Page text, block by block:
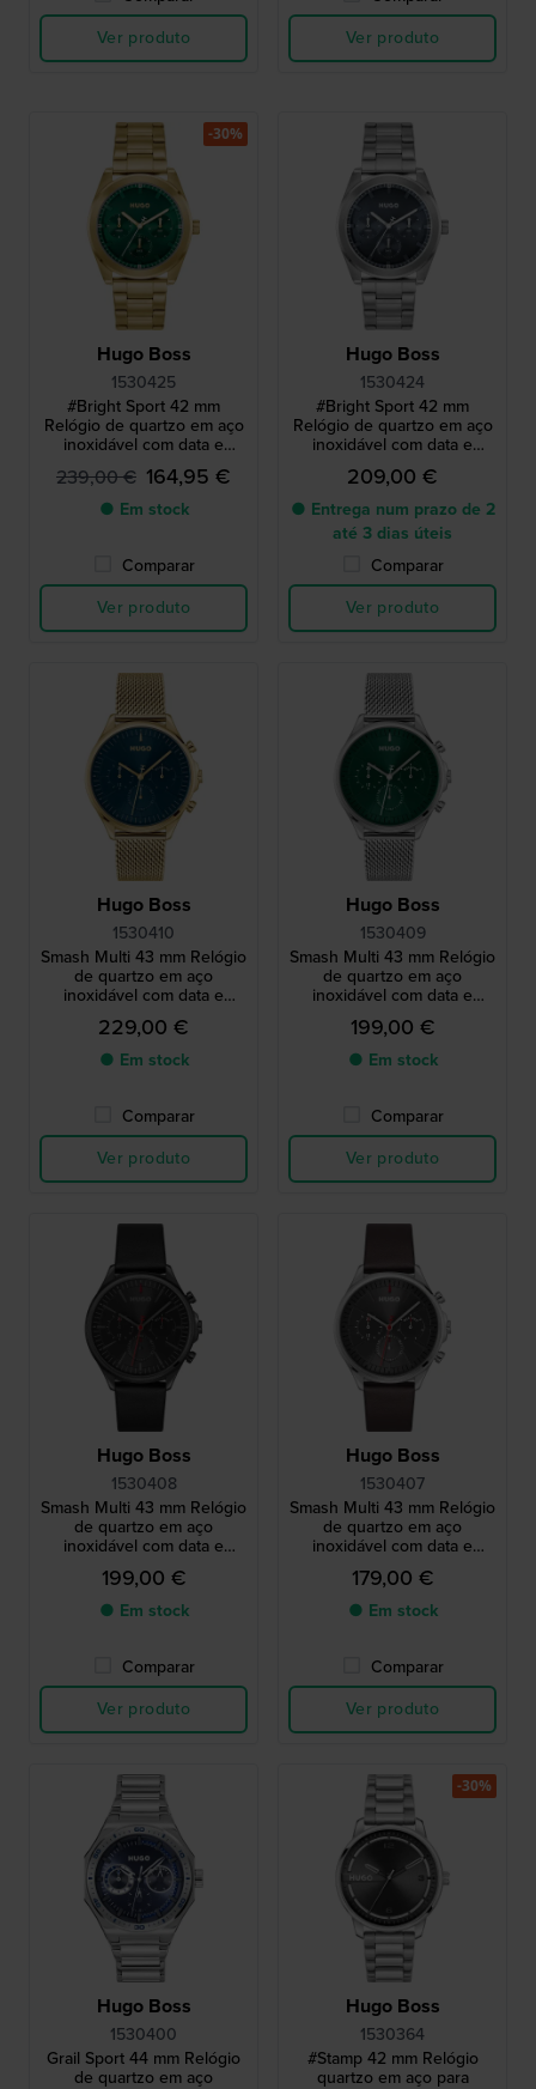
Ver produto
Ver produto
Hugo Boss
1530425
#Bright Sport 42 mm
Relógio de quartzo em aço
inoxidável com data e
mostrador de 24 horas
239,00 € 164,95 €
● Em stock
Comparar
Ver produto
-30%
Hugo Boss
1530424
#Bright Sport 42 mm
Relógio de quartzo em aço
inoxidável com data e
mostrador de 24 horas
209,00 €
● Entrega num prazo de 2
até 3 dias úteis
Comparar
Ver produto
Hugo Boss
1530410
Smash Multi 43 mm Relógio
de quartzo em aço
inoxidável com data e
mostrador de 24 horas
229,00 €
● Em stock
Comparar
Ver produto
Hugo Boss
1530409
Smash Multi 43 mm Relógio
de quartzo em aço
inoxidável com data e
mostrador de 24 horas
199,00 €
● Em stock
Comparar
Ver produto
Hugo Boss
1530408
Smash Multi 43 mm Relógio
de quartzo em aço
inoxidável com data e
mostrador de 24 horas
199,00 €
● Em stock
Comparar
Ver produto
Hugo Boss
1530407
Smash Multi 43 mm Relógio
de quartzo em aço
inoxidável com data e
mostrador de 24 horas
179,00 €
● Em stock
Comparar
Ver produto
Hugo Boss
1530400
Grail Sport 44 mm Relógio
de quartzo em aço
Hugo Boss
1530364
#Stamp 42 mm Relógio
quartzo em aço para
-30%